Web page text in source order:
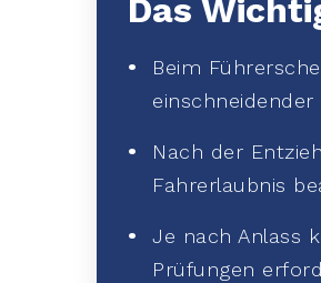
Das
Beim
Nach der
Fahrerlaubnis
Je nach Anlass
Prüfungen